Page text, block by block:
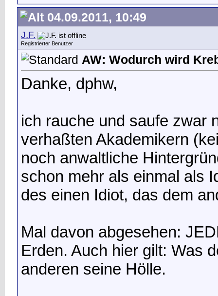
04.09.2011, 10:49
J.F.
Registrierter Benutzer
AW: Wodurch wird
Danke, dphw,
ich rauche und saufe zwar
verhaßten Akademikern
noch anwaltliche
schon mehr als einmal als
des einen Idiot, das dem
Mal davon abgesehen:
Erden. Auch hier gilt: Was
anderen seine Hölle.